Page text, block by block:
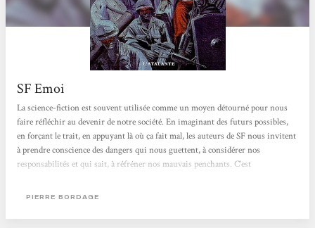
SF Emoi
La science-fiction est souvent utilisée comme un moyen détourné pour nous
faire réfléchir au devenir de notre société. En imaginant des futurs possibles,
en forçant le trait, en appuyant là où ça fait mal, les auteurs de SF nous invitent
à prendre conscience des dangers qui nous guettent, à considérer nos
responsabilités et qui sait, à réfréner nos mauvais penchants. C’est
proposant un futur dystopique où l’Occident aurait rompu avec le reste du
PIERRE BORDAGE